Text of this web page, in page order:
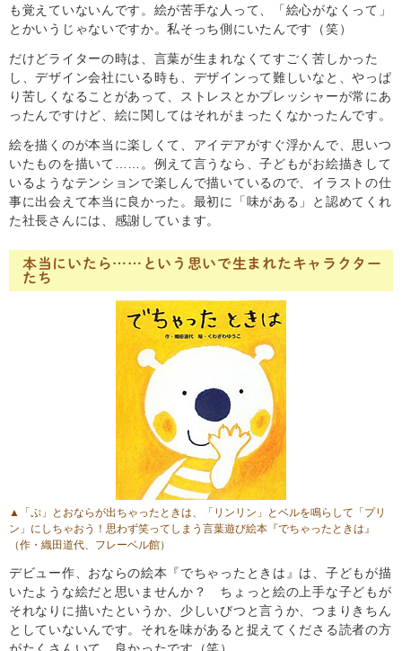
も覚えていないんです。絵が苦手な人って、「絵心がなくって」
とかいうじゃないですか。私そっち側にいたんです（笑）
だけどライターの時は、言葉が生まれなくてすごく苦しかった
し、デザイン会社にいる時も、デザインって難しいなと、やっぱ
り苦しくなることがあって、ストレスとかプレッシャーが常にあ
ったんですけど、絵に関してはそれがまったくなかったんです。
絵を描くのが本当に楽しくて、アイデアがすぐ浮かんで、思いつ
いたものを描いて……。例えて言うなら、子どもがお絵描きして
いるようなテンションで楽しんで描いているので、イラストの仕
事に出会えて本当に良かった。最初に「味がある」と認めてくれ
た社長さんには、感謝しています。
本当にいたら……という思いで生まれたキャラクター
たち
▲「ぷ」とおならが出ちゃったときは、「リンリン」とベルを鳴らして「プリ
ン」にしちゃおう！思わず笑ってしまう言葉遊び絵本 『でちゃったときは』
（作・織田道代、フレーベル館）
デビュー作、おならの絵本『でちゃったときは』は、子どもが描
いたような絵だと思いませんか？ ちょっと絵の上手な子どもが
それなりに描いたというか、少しいびつと言うか、つまりきちん
としていないんです。それを味があると捉えてくださる読者の方